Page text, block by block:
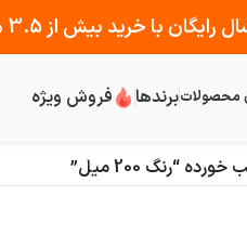
رایگان با خرید بیش از 3.5 میلیون تومان
محصولاتبرندها فروش ویژه
“رنگ 200 میل”